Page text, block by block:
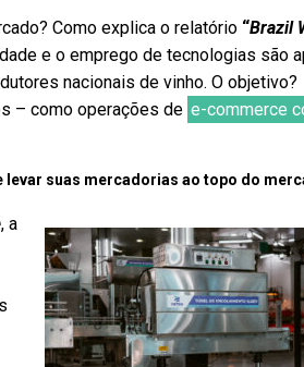
Como explica o relatório “Brazil
e o emprego de tecnologias são
nacionais de vinho. O objetivo?
– como operações de e-commerce
suas mercadorias ao topo do
, a